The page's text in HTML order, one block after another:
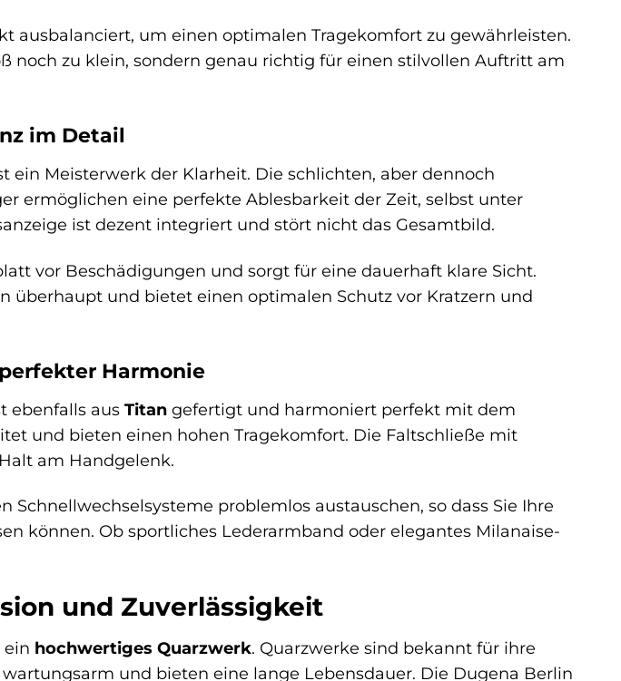
ausbalanciert, um einen optimalen Tragekomfort zu gewährleisten.
noch zu klein, sondern genau richtig für einen stilvollen Auftritt am
im Detail
ein Meisterwerk der Klarheit. Die schlichten, aber dennoch
ermöglichen eine perfekte Ablesbarkeit der Zeit, selbst unter
ist dezent integriert und stört nicht das Gesamtbild.
vor Beschädigungen und sorgt für eine dauerhaft klare Sicht.
überhaupt und bietet einen optimalen Schutz vor Kratzern und
Harmonie
ebenfalls aus Titangefertigt und harmoniert perfekt mit dem
und bieten einen hohen Tragekomfort. Die Faltschließe mit
am Handgelenk.
Schnellwechselsysteme problemlos austauschen, so dass Sie Ihre
können. Ob sportliches Lederarmband oder elegantes Milanaise-
und Zuverlässigkeit
ein hochwertiges Quarzwerk. Quarzwerke sind bekannt für ihre
und bieten eine lange Lebensdauer. Die Dugena Berlin